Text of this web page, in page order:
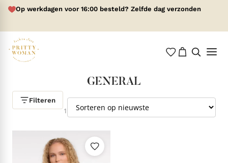
Op werkdagen voor 16:00 besteld? Zelfde dag verzonden
GENERAL
Filteren
1